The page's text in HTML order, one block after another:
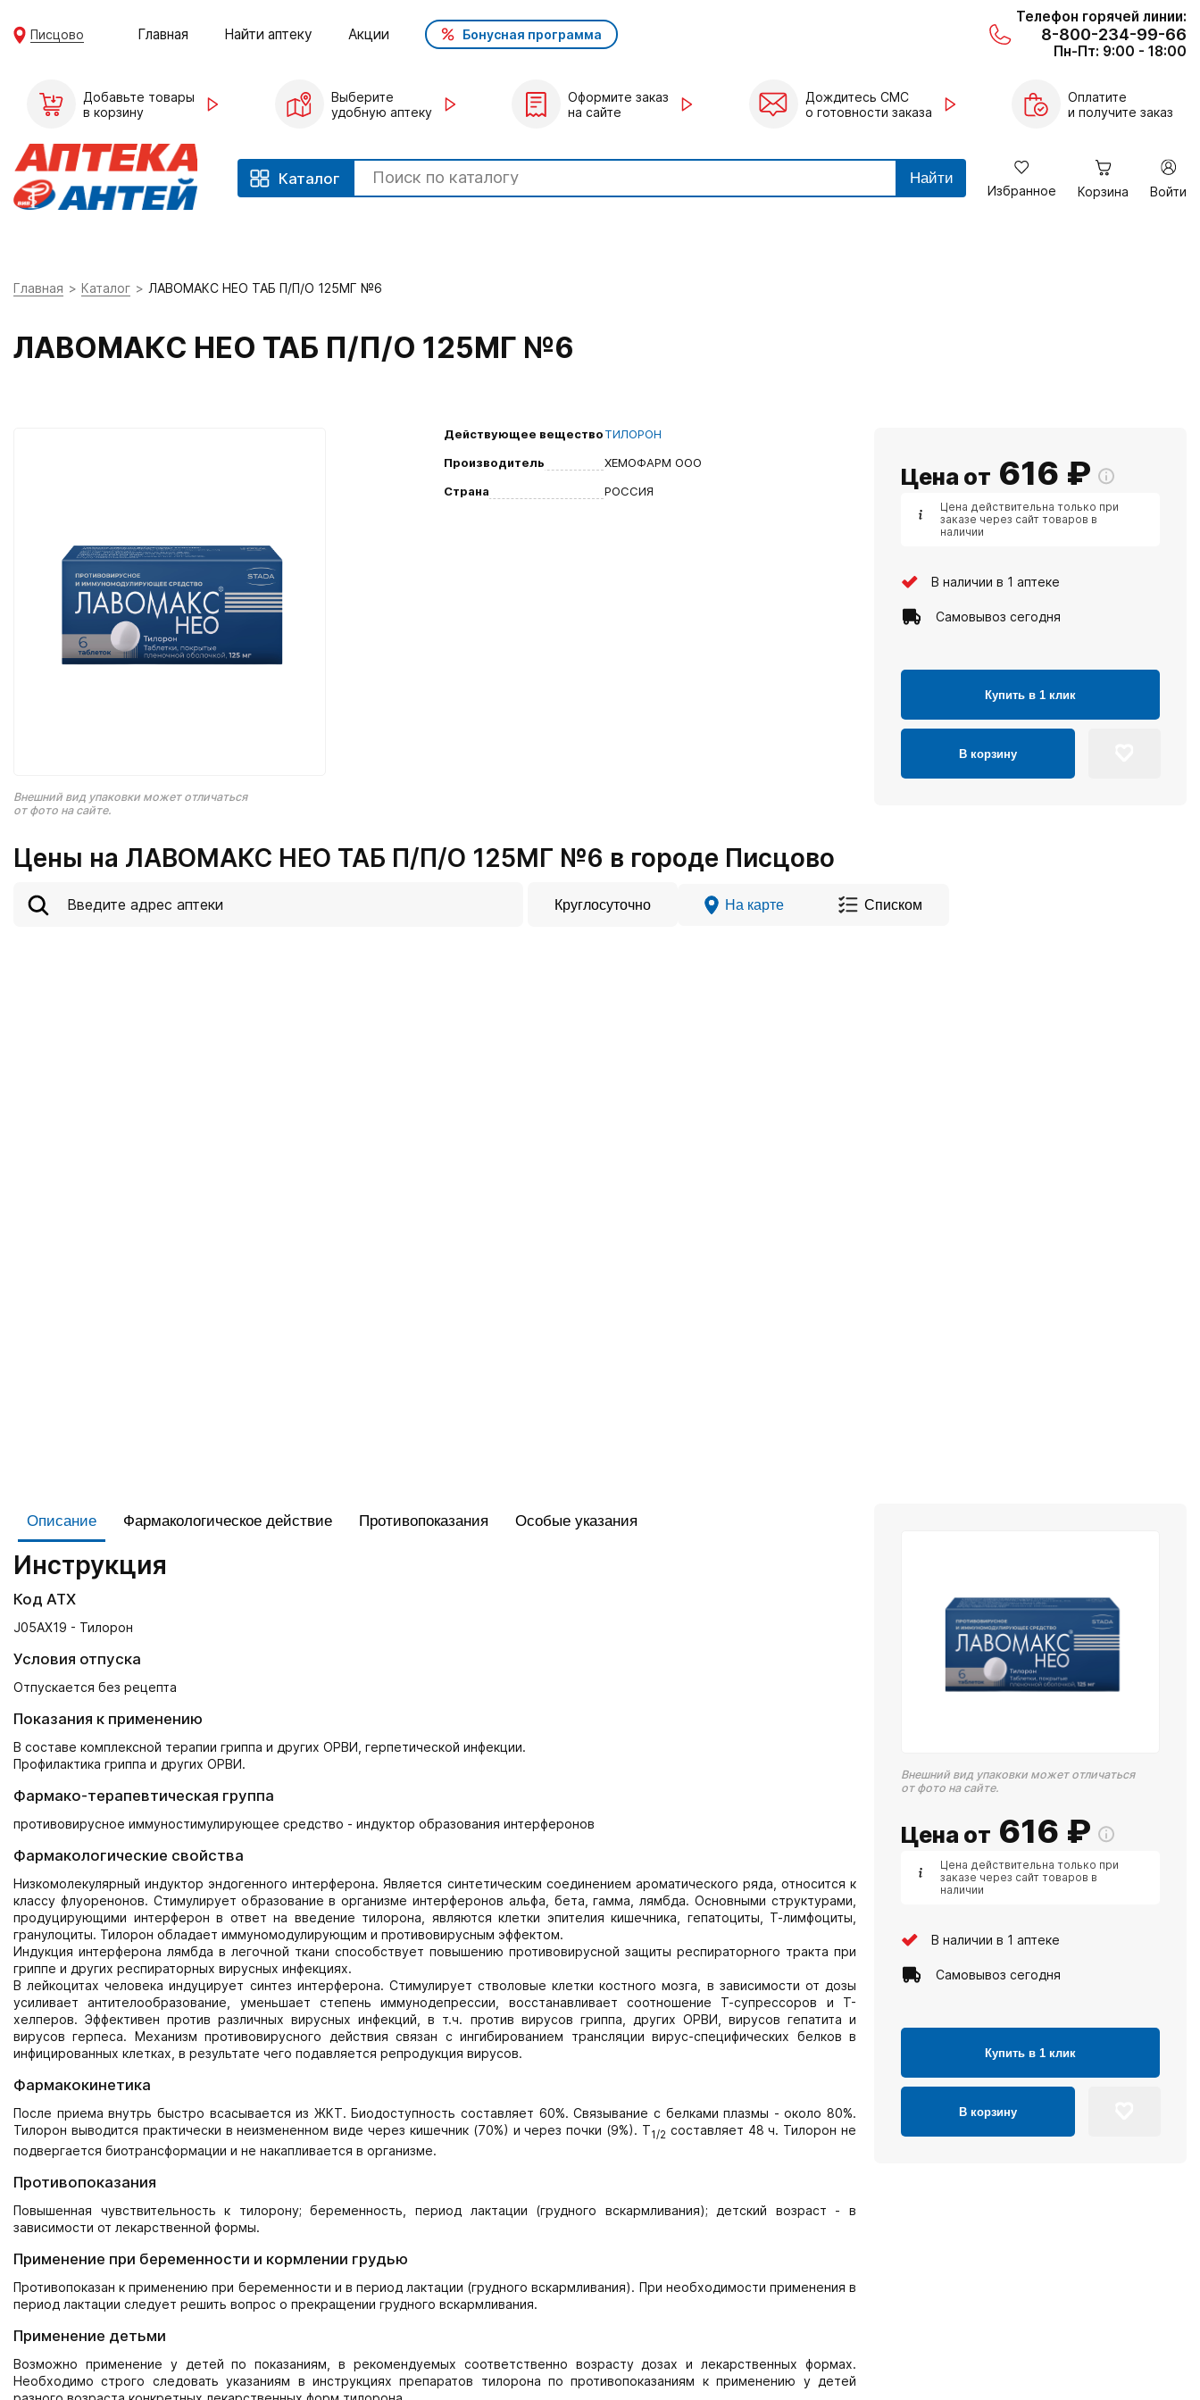
Писцово Главная Найти аптеку Акции Бонусная программа
Телефон горячей линии:
8-800-234-99-66
Пн-Пт: 9:00 - 18:00
Добавьте товары
в корзину
Выберите
удобную аптеку
Оформите заказ
на сайте
Дождитесь СМС
о готовности заказа
Оплатите
и получите заказ
Каталог Найти
Избранное Корзина Войти
Главная Каталог ЛАВОМАКС НЕО ТАБ П/П/О 125МГ №6
ЛАВОМАКС НЕО ТАБ П/П/О 125МГ №6
Внешний вид упаковки может отличаться
от фото на сайте.
Действующее веществоТИЛОРОН
Производитель
ХЕМОФАРМ ООО
Страна
РОССИЯ
Цена от 616 ₽
Цена действительна только при
заказе через сайт товаров в
наличии
В наличии в 1 аптеке
Самовывоз сегодня
Купить в 1 клик
В корзину
Цены на ЛАВОМАКС НЕО ТАБ П/П/О 125МГ №6 в городе Писцово
Круглосуточно На карте Списком
Описание Фармакологическое действие Противопоказания Особые указания
Инструкция
Код АТХ
J05AX19 - Тилорон
Условия отпуска
Отпускается без рецепта
Показания к применению
В составе комплексной терапии гриппа и других ОРВИ, герпетической инфекции.
Профилактика гриппа и других ОРВИ.
Фармако-терапевтическая группа
противовирусное иммуностимулирующее средство - индуктор образования интерферонов
Фармакологические свойства
Низкомолекулярный индуктор эндогенного интерферона. Является синтетическим соединением ароматического ряда, относится к
классу флуоренонов. Стимулирует образование в организме интерферонов альфа, бета, гамма, лямбда. Основными структурами,
продуцирующими интерферон в ответ на введение тилорона, являются клетки эпителия кишечника, гепатоциты, Т-лимфоциты,
гранулоциты. Тилорон обладает иммуномодулирующим и противовирусным эффектом.
Индукция интерферона лямбда в легочной ткани способствует повышению противовирусной защиты респираторного тракта при
гриппе и других респираторных вирусных инфекциях.
В лейкоцитах человека индуцирует синтез интерферона. Стимулирует стволовые клетки костного мозга, в зависимости от дозы
усиливает антителообразование, уменьшает степень иммунодепрессии, восстанавливает соотношение Т-супрессоров и Т-
хелперов. Эффективен против различных вирусных инфекций, в т.ч. против вирусов гриппа, других ОРВИ, вирусов гепатита и
вирусов герпеса. Механизм противовирусного действия связан с ингибированием трансляции вирус-специфических белков в
инфицированных клетках, в результате чего подавляется репродукция вирусов.
Фармакокинетика
После приема внутрь быстро всасывается из ЖКТ. Биодоступность составляет 60%. Связывание с белками плазмы - около 80%.
Тилорон выводится практически в неизмененном виде через кишечник (70%) и через почки (9%). Т1/2 составляет 48 ч. Тилорон не
подвергается биотрансформации и не накапливается в организме.
Противопоказания
Повышенная чувствительность к тилорону; беременность, период лактации (грудного вскармливания); детский возраст - в
зависимости от лекарственной формы.
Применение при беременности и кормлении грудью
Противопоказан к применению при беременности и в период лактации (грудного вскармливания). При необходимости применения в
период лактации следует решить вопрос о прекращении грудного вскармливания.
Применение детьми
Возможно применение у детей по показаниям, в рекомендуемых соответственно возрасту дозах и лекарственных формах.
Необходимо строго следовать указаниям в инструкциях препаратов тилорона по противопоказаниям к применению у детей
Внешний вид упаковки может отличаться
от фото на сайте.
Цена от 616 ₽
Цена действительна только при
заказе через сайт товаров в
наличии
В наличии в 1 аптеке
Самовывоз сегодня
Купить в 1 клик
В корзину